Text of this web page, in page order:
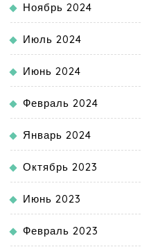
Ноябрь 2024
Июль 2024
Июнь 2024
Февраль 2024
Январь 2024
Октябрь 2023
Июнь 2023
Февраль 2023